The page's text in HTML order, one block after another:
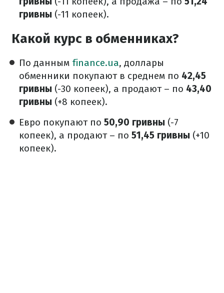
гривны (-11 копеек).
Какой курс в обменниках?
По данным finance.ua, доллары
обменники покупают в среднем по 42,45
гривны (-30 копеек), а продают – по 43,40
гривны (+8 копеек).
Евро покупают по 50,90 гривны (-7
копеек), а продают – по 51,45 гривны (+10
копеек).